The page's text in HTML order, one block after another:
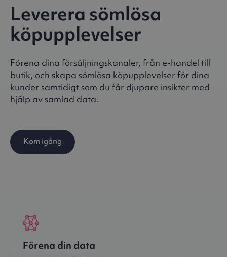
Leverera sömlösa
köpupplevelser
Förena dina försäljningskanaler, från e-handel till
butik, och skapa sömlösa köpupplevelser för dina
kunder samtidigt som du får djupare insikter med
hjälp av samlad data.
Kom igång
Förena din data